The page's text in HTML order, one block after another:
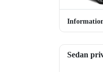
Sedan